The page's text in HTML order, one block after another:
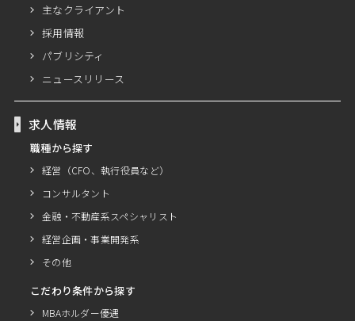
主なクライアント
採用情報
パブリシティ
ニュースリリース
求人情報
職種から探す
経営（CFO、執行役員など）
コンサルタント
金融・不動産系スペシャリスト
経営企画・事業開発系
その他
こだわり条件から探す
MBAホルダー優遇